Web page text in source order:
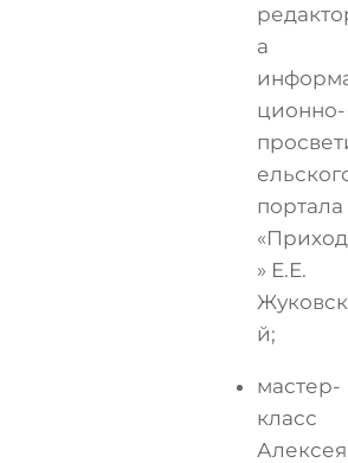
а
ционно-
портала
» Е.Е.
й;
мастер-
класс
Алексея